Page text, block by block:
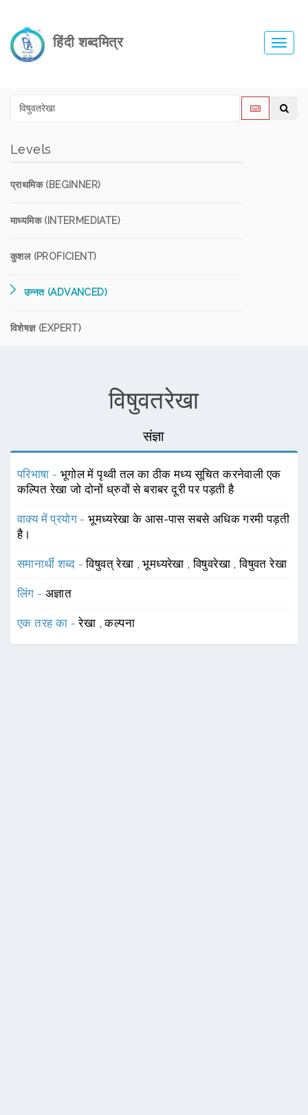
हिंदी शब्दमित्र
Levels
प्राथमिक (BEGINNER)
माध्यमिक (INTERMEDIATE)
कुशल (PROFICIENT)
उन्नत (ADVANCED)
विशेषज्ञ (EXPERT)
विषुवतरेखा
संज्ञा
परिभाषा - भूगोल में पृथ्वी तल का ठीक मध्य सूचित करनेवाली एक
कल्पित रेखा जो दोनों ध्रुवों से बराबर दूरी पर पड़ती है
वाक्य में प्रयोग -भूमध्यरेखा के आस-पास सबसे अधिक गरमी पड़ती
है।
समानार्थी शब्द -विषुवत् रेखा ,भूमध्यरेखा ,विषुवरेखा ,विषुवत रेखा
लिंग - अज्ञात
एक तरह का -रेखा ,कल्पना